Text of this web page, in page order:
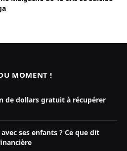
MOMENT !
de dollars gratuit à récupérer
ses enfants ? Ce que dit